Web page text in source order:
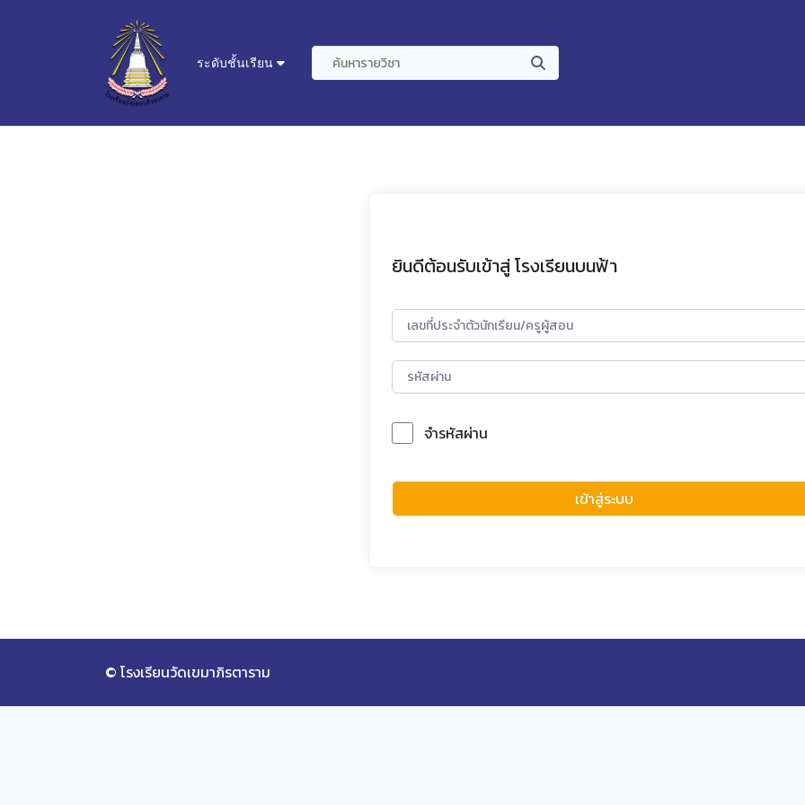
ระดับชั้นเรียน
ยินดีต้อนรับเข้าสู่ โรงเรียนบนฟ้า
จำรหัสผ่าน
เข้าสู่ระบบ
© โรงเรียนวัดเขมาภิรตาราม